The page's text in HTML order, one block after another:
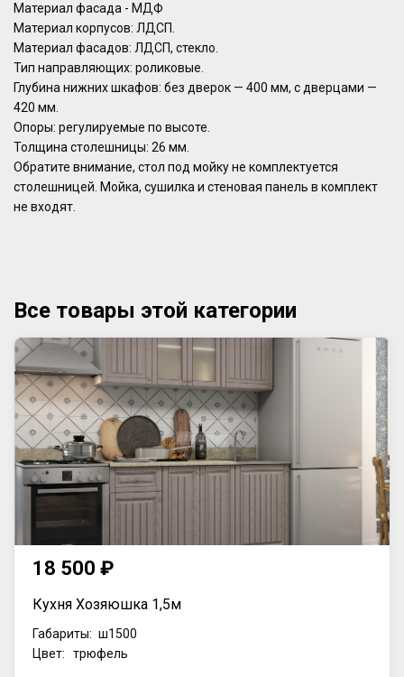
Материал фасада - МДФ
Материал корпусов: ЛДСП.
Материал фасадов: ЛДСП, стекло.
Тип направляющих: роликовые.
Глубина нижних шкафов: без дверок — 400 мм, с дверцами —
420 мм.
Опоры: регулируемые по высоте.
Толщина столешницы: 26 мм.
Обратите внимание, стол под мойку не комплектуется
столешницей. Мойка, сушилка и стеновая панель в комплект
не входят.
Все товары этой категории
18 500 ₽
Кухня Хозяюшка 1,5м
Габариты: ш1500
Цвет: трюфель